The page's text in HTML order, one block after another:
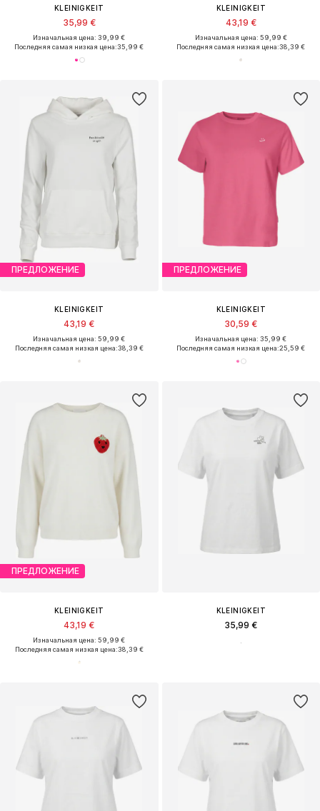
KLEINIGKEIT
35,99 €
Изначальная цена: 39,99 €
Последняя самая низкая цена:35,99 €
KLEINIGKEIT
43,19 €
Изначальная цена: 59,99 €
Последняя самая низкая цена:38,39 €
ПРЕДЛОЖЕНИЕ
KLEINIGKEIT
43,19 €
Изначальная цена: 59,99 €
Последняя самая низкая цена:38,39 €
ПРЕДЛОЖЕНИЕ
KLEINIGKEIT
30,59 €
Изначальная цена: 35,99 €
Последняя самая низкая цена:25,59 €
ПРЕДЛОЖЕНИЕ
KLEINIGKEIT
43,19 €
Изначальная цена: 59,99 €
Последняя самая низкая цена:38,39 €
KLEINIGKEIT
35,99 €